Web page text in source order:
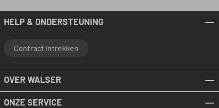
HELP & ONDERSTEUNING
Contract intrekken
OVER WALSER
ONZE SERVICE